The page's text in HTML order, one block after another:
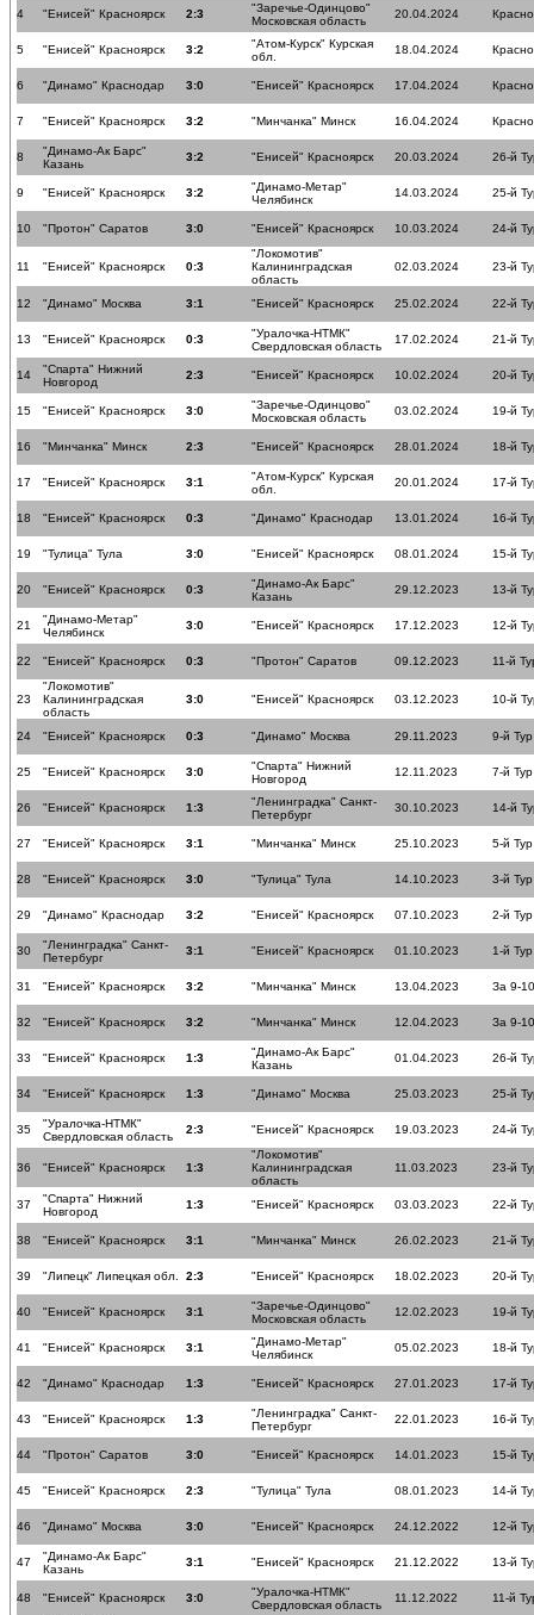
4 "Енисей" Красноярск 2:3
"Заречье-Одинцово"
Московская область
20.04.2024
5 "Енисей" Красноярск 3:2
"Атом-Курск" Курская
обл.
18.04.2024
6 "Динамо" Краснодар 3:0 "Енисей" Красноярск 17.04.2024
7 "Енисей" Красноярск 3:2 "Минчанка" Минск 16.04.2024
8
"Динамо-Ак Барс"
Казань
3:2 "Енисей" Красноярск 20.03.2024 26-й
9 "Енисей" Красноярск 3:2
"Динамо-Метар"
Челябинск
14.03.2024 25-й
10 "Протон" Саратов 3:0 "Енисей" Красноярск 10.03.2024 24-й
11 "Енисей" Красноярск 0:3
"Локомотив"
Калининградская
область
02.03.2024 23-й
12 "Динамо" Москва 3:1 "Енисей" Красноярск 25.02.2024 22-й
13 "Енисей" Красноярск 0:3
"Уралочка-НТМК"
Свердловская область
17.02.2024 21-й
14
"Спарта" Нижний
Новгород
2:3 "Енисей" Красноярск 10.02.2024 20-й
15 "Енисей" Красноярск 3:0
"Заречье-Одинцово"
Московская область
03.02.2024 19-й
16 "Минчанка" Минск 2:3 "Енисей" Красноярск 28.01.2024 18-й
17 "Енисей" Красноярск 3:1
"Атом-Курск" Курская
обл.
20.01.2024 17-й
18 "Енисей" Красноярск 0:3 "Динамо" Краснодар 13.01.2024 16-й
19 "Тулица" Тула 3:0 "Енисей" Красноярск 08.01.2024 15-й
20 "Енисей" Красноярск 0:3
"Динамо-Ак Барс"
Казань
29.12.2023 13-й
21
"Динамо-Метар"
Челябинск
3:0 "Енисей" Красноярск 17.12.2023 12-й
22 "Енисей" Красноярск 0:3 "Протон" Саратов 09.12.2023 11-й
23
"Локомотив"
Калининградская
область
3:0 "Енисей" Красноярск 03.12.2023 10-й
24 "Енисей" Красноярск 0:3 "Динамо" Москва 29.11.2023 9-й Тур
25 "Енисей" Красноярск 3:0
"Спарта" Нижний
Новгород
12.11.2023 7-й Тур
26 "Енисей" Красноярск 1:3
"Ленинградка" Санкт-
Петербург
30.10.2023 14-й
27 "Енисей" Красноярск 3:1 "Минчанка" Минск 25.10.2023 5-й Тур
28 "Енисей" Красноярск 3:0 "Тулица" Тула 14.10.2023 3-й Тур
29 "Динамо" Краснодар 3:2 "Енисей" Красноярск 07.10.2023 2-й Тур
30
"Ленинградка" Санкт-
Петербург
3:1 "Енисей" Красноярск 01.10.2023 1-й Тур
31 "Енисей" Красноярск 3:2 "Минчанка" Минск 13.04.2023 За 9-
32 "Енисей" Красноярск 3:2 "Минчанка" Минск 12.04.2023 За 9-
33 "Енисей" Красноярск 1:3
"Динамо-Ак Барс"
Казань
01.04.2023 26-й
34 "Енисей" Красноярск 1:3 "Динамо" Москва 25.03.2023 25-й
35
"Уралочка-НТМК"
Свердловская область
2:3 "Енисей" Красноярск 19.03.2023 24-й
36 "Енисей" Красноярск 1:3
"Локомотив"
Калининградская
область
11.03.2023 23-й
37
"Спарта" Нижний
Новгород
1:3 "Енисей" Красноярск 03.03.2023 22-й
38 "Енисей" Красноярск 3:1 "Минчанка" Минск 26.02.2023 21-й
39 "Липецк" Липецкая обл. 2:3 "Енисей" Красноярск 18.02.2023 20-й
40 "Енисей" Красноярск 3:1
"Заречье-Одинцово"
Московская область
12.02.2023 19-й
41 "Енисей" Красноярск 3:1
"Динамо-Метар"
Челябинск
05.02.2023 18-й
42 "Динамо" Краснодар 1:3 "Енисей" Красноярск 27.01.2023 17-й
43 "Енисей" Красноярск 1:3
"Ленинградка" Санкт-
Петербург
22.01.2023 16-й
44 "Протон" Саратов 3:0 "Енисей" Красноярск 14.01.2023 15-й
45 "Енисей" Красноярск 2:3 "Тулица" Тула 08.01.2023 14-й
46 "Динамо" Москва 3:0 "Енисей" Красноярск 24.12.2022 12-й
47
"Динамо-Ак Барс"
Казань
3:1 "Енисей" Красноярск 21.12.2022 13-й
48 "Енисей" Красноярск 3:0
"Уралочка-НТМК"
Свердловская область
11.12.2022 11-й